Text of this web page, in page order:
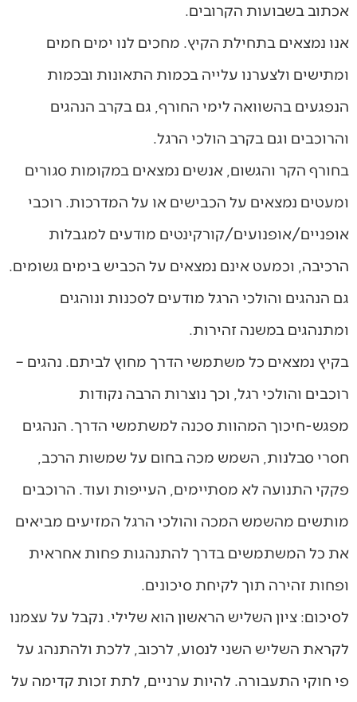
אכתוב בשבועות הקרובים.
אנו נמצאים בתחילת הקיץ. מחכים לנו ימים חמים
ומתישים ולצערנו עלייה בכמות התאונות ובכמות
הנפגעים בהשוואה לימי החורף, גם בקרב הנהגים
והרוכבים וגם בקרב הולכי הרגל.
בחורף הקר והגשום, אנשים נמצאים במקומות סגורים
ומעטים נמצאים על הכבישים או על המדרכות. רוכבי
אופניים/אופנועים/קורקינטים מודעים למגבלות
הרכיבה, וכמעט אינם נמצאים על הכביש בימים גשומים.
גם הנהגים והולכי הרגל מודעים לסכנות ונוהגים
ומתנהגים במשנה זהירות.
בקיץ נמצאים כל משתמשי הדרך מחוץ לביתם. נהגים –
רוכבים והולכי רגל, וכך נוצרות הרבה נקודות
מפגש-חיכוך המהוות סכנה למשתמשי הדרך. הנהגים
חסרי סבלנות, השמש מכה בחום על שמשות הרכב,
פקקי התנועה לא מסתיימים, העייפות ועוד. הרוכבים
מותשים מהשמש המכה והולכי הרגל המזיעים מביאים
את כל המשתמשים בדרך להתנהגות פחות אחראית
ופחות זהירה תוך לקיחת סיכונים.
לסיכום: ציון השליש הראשון הוא שלילי. נקבל על עצמנו
לקראת השליש השני לנסוע, לרכוב, ללכת ולהתנהג על
פי חוקי התעבורה. להיות ערניים, לתת זכות קדימה על